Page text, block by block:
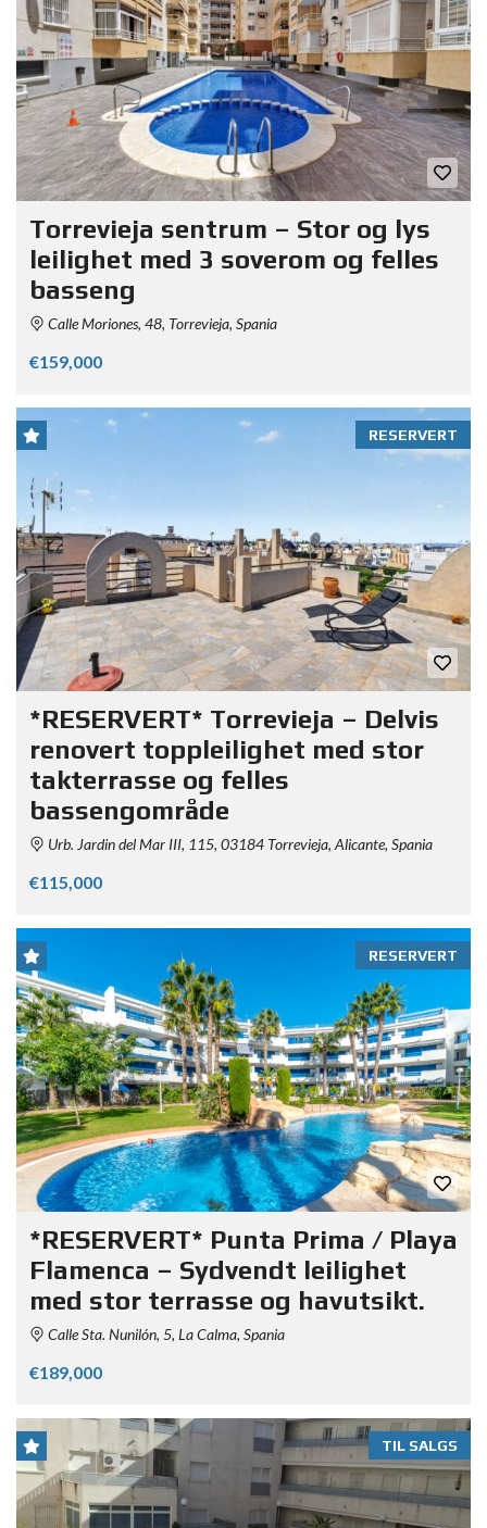
Torrevieja sentrum – Stor og lys
leilighet med 3 soverom og felles
basseng
Calle Moriones, 48, Torrevieja, Spania
€159,000
RESERVERT
*RESERVERT* Torrevieja – Delvis
renovert toppleilighet med stor
takterrasse og felles
bassengområde
Urb. Jardin del Mar III, 115, 03184 Torrevieja, Alicante, Spania
€115,000
RESERVERT
*RESERVERT* Punta Prima / Playa
Flamenca – Sydvendt leilighet
med stor terrasse og havutsikt.
Calle Sta. Nunilón, 5, La Calma, Spania
€189,000
TIL SALGS